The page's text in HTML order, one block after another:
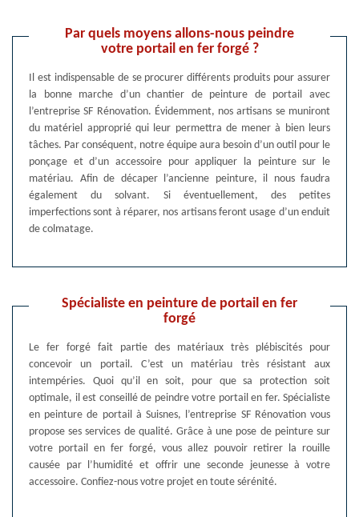
Par quels moyens allons-nous peindre
votre portail en fer forgé ?
Il est indispensable de se procurer différents produits pour assurer
la bonne marche d’un chantier de peinture de portail avec
l’entreprise SF Rénovation. Évidemment, nos artisans se muniront
du matériel approprié qui leur permettra de mener à bien leurs
tâches. Par conséquent, notre équipe aura besoin d’un outil pour le
ponçage et d’un accessoire pour appliquer la peinture sur le
matériau. Afin de décaper l’ancienne peinture, il nous faudra
également du solvant. Si éventuellement, des petites
imperfections sont à réparer, nos artisans feront usage d’un enduit
de colmatage.
Spécialiste en peinture de portail en fer
forgé
Le fer forgé fait partie des matériaux très plébiscités pour
concevoir un portail. C’est un matériau très résistant aux
intempéries. Quoi qu’il en soit, pour que sa protection soit
optimale, il est conseillé de peindre votre portail en fer. Spécialiste
en peinture de portail à Suisnes, l’entreprise SF Rénovation vous
propose ses services de qualité. Grâce à une pose de peinture sur
votre portail en fer forgé, vous allez pouvoir retirer la rouille
causée par l’humidité et offrir une seconde jeunesse à votre
accessoire. Confiez-nous votre projet en toute sérénité.